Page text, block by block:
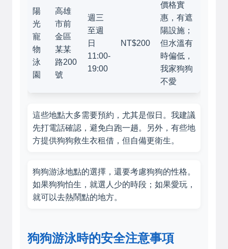
陽
光
寵
物
泳
園
高雄
市前
金區
某某
路200
號
週三
至週
日
11:00-
19:00
NT$200
價格實
惠，有遮
陽設施；
但水溫有
時偏低，
我家狗狗
不愛
這些地點大多需要預約，尤其是假日。我建議
先打電話確認，避免白跑一趟。另外，有些地
方提供狗狗救生衣租借，但自備更衛生。
狗狗游泳地點的選擇，還要考慮狗狗的性格。
如果狗狗怕生，就選人少的時段；如果愛玩，
就可以去熱鬧點的地方。
狗狗游泳時的安全注意事項